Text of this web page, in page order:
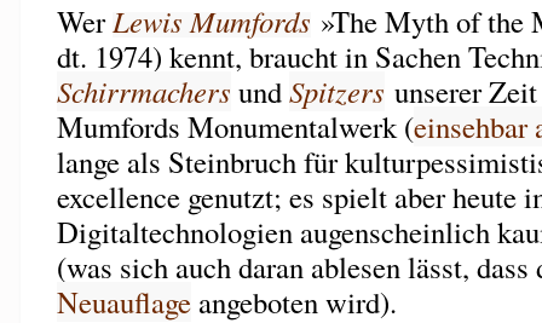
WerLewis Mumfords »The Myth of the
dt. 1974) kennt, braucht in Sachen
Schirrmachers undSpitzers unserer
Mumfords Monumentalwerk (
lange als Steinbruch für
excellence genutzt; es spielt aber heute
Digitaltechnologien augenscheinlich
(was sich auch daran ablesen lässt,
Neuauflageangeboten wird).